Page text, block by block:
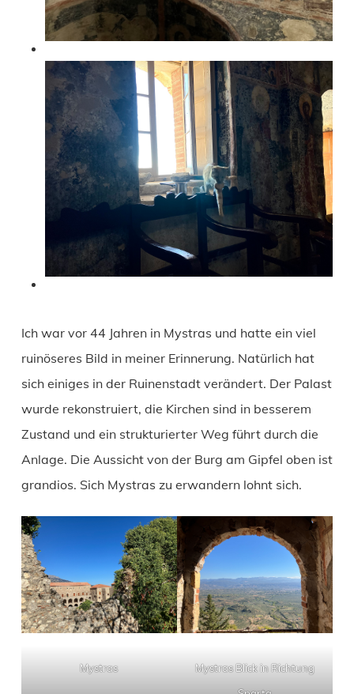
Ich war vor 44 Jahren in Mystras und hatte ein viel
ruinöseres Bild in meiner Erinnerung. Natürlich hat
sich einiges in der Ruinenstadt verändert. Der Palast
wurde rekonstruiert, die Kirchen sind in besserem
Zustand und ein strukturierter Weg führt durch die
Anlage. Die Aussicht von der Burg am Gipfel oben ist
grandios. Sich Mystras zu erwandern lohnt sich.
Mystras
Mystras Blick in Richtung